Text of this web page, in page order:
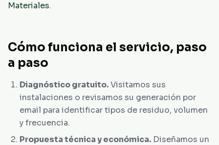
Materiales.
Cómo funciona el servicio, paso
a paso
Diagnóstico gratuito.Visitamos sus
instalaciones o revisamos su generación por
email para identificar tipos de residuo, volumen
y frecuencia.
Propuesta técnica y económica. Diseñamos un